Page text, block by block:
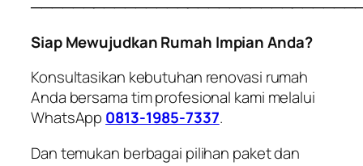
Siap Mewujudkan Rumah Impian Anda?
Konsultasikan kebutuhan renovasi rumah
Anda bersama tim profesional kami melalui
WhatsApp 0813-1985-7337.
Dan temukan berbagai pilihan paket dan